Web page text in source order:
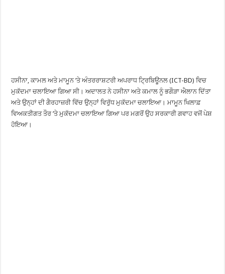
ਹਸੀਨਾ, ਕਾਮਲ ਅਤੇ ਮਾਮੂਨ ’ਤੇ ਅੰਤਰਰਾਸ਼ਟਰੀ ਅਪਰਾਧ ਟ੍ਰਿਬਿਊਨਲ (ICT-BD) ਵਿਚ
ਮੁਕੱਦਮਾ ਚਲਾਇਆ ਗਿਆ ਸੀ। ਅਦਾਲਤ ਨੇ ਹਸੀਨਾ ਅਤੇ ਕਮਾਲ ਨੂੰ ਭਗੌੜਾ ਐਲਾਨ ਦਿੱਤਾ
ਅਤੇ ਉਨ੍ਹਾਂ ਦੀ ਗੈਰਹਾਜ਼ਰੀ ਵਿੱਚ ਉਨ੍ਹਾਂ ਵਿਰੁੱਧ ਮੁਕੱਦਮਾ ਚਲਾਇਆ। ਮਾਮੂਨ ਖਿਲਾਫ਼
ਵਿਅਕਤੀਗਤ ਤੌਰ ’ਤੇ ਮੁਕੱਦਮਾ ਚਲਾਇਆ ਗਿਆ ਪਰ ਮਗਰੋਂ ਉਹ ਸਰਕਾਰੀ ਗਵਾਹ ਵਜੋਂ ਪੇਸ਼
ਹੋਇਆ।